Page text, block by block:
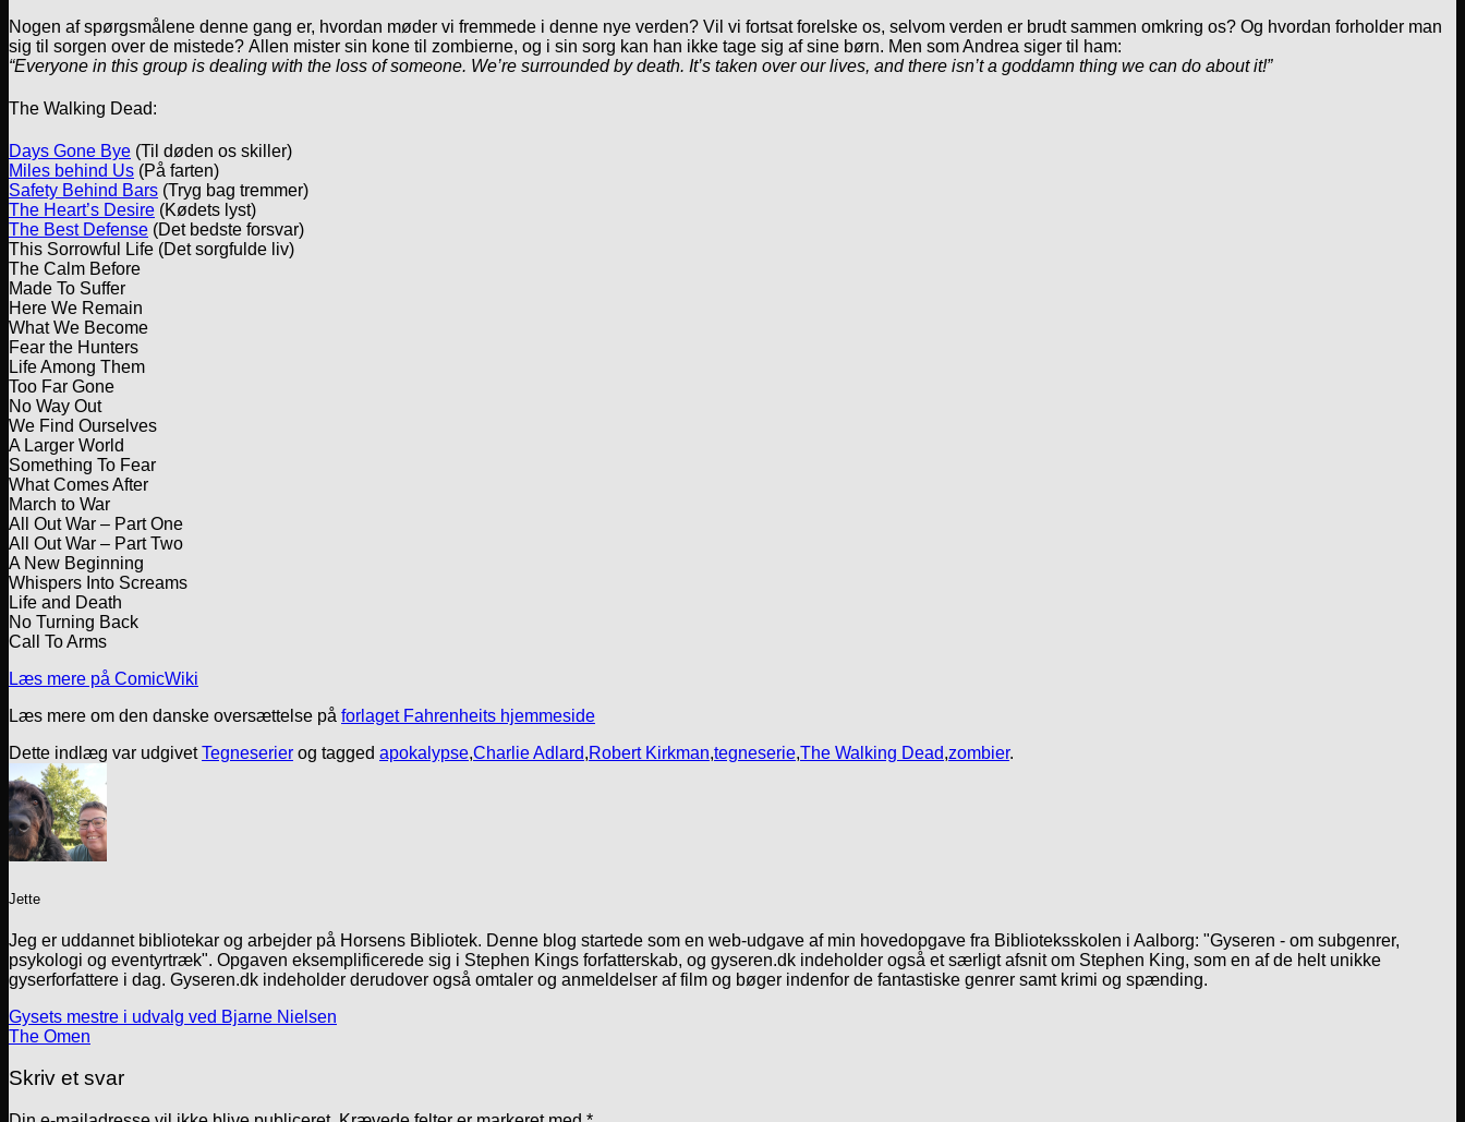
Nogen af spørgsmålene denne gang er, hvordan møder vi fremmede i denne nye verden? Vil vi fortsat forelske os, selvom verden er brudt sammen omkring os? Og hvordan forholder man
sig til sorgen over de mistede? Allen mister sin kone til zombierne, og i sin sorg kan han ikke tage sig af sine børn. Men som Andrea siger til ham:
“Everyone in this group is dealing with the loss of someone. We’re surrounded by death. It’s taken over our lives, and there isn’t a goddamn thing we can do about it!”
The Walking Dead:
Days Gone Bye (Til døden os skiller)
Miles behind Us (På farten)
Safety Behind Bars (Tryg bag tremmer)
The Heart’s Desire (Kødets lyst)
The Best Defense (Det bedste forsvar)
This Sorrowful Life (Det sorgfulde liv)
The Calm Before
Made To Suffer
Here We Remain
What We Become
Fear the Hunters
Life Among Them
Too Far Gone
No Way Out
We Find Ourselves
A Larger World
Something To Fear
What Comes After
March to War
All Out War – Part One
All Out War – Part Two
A New Beginning
Whispers Into Screams
Life and Death
No Turning Back
Call To Arms
Læs mere på ComicWiki
Læs mere om den danske oversættelse på forlaget Fahrenheits hjemmeside
Dette indlæg var udgivetTegneserier og tagged apokalypse,Charlie Adlard,Robert Kirkman,tegneserie,The Walking Dead,zombier.
Jette
Jeg er uddannet bibliotekar og arbejder på Horsens Bibliotek. Denne blog startede som en web-udgave af min hovedopgave fra Biblioteksskolen i Aalborg: "Gyseren - om subgenrer,
psykologi og eventyrtræk". Opgaven eksemplificerede sig i Stephen Kings forfatterskab, og gyseren.dk indeholder også et særligt afsnit om Stephen King, som en af de helt unikke
gyserforfattere i dag. Gyseren.dk indeholder derudover også omtaler og anmeldelser af film og bøger indenfor de fantastiske genrer samt krimi og spænding.
Gysets mestre i udvalg ved Bjarne Nielsen
The Omen
Skriv et svar